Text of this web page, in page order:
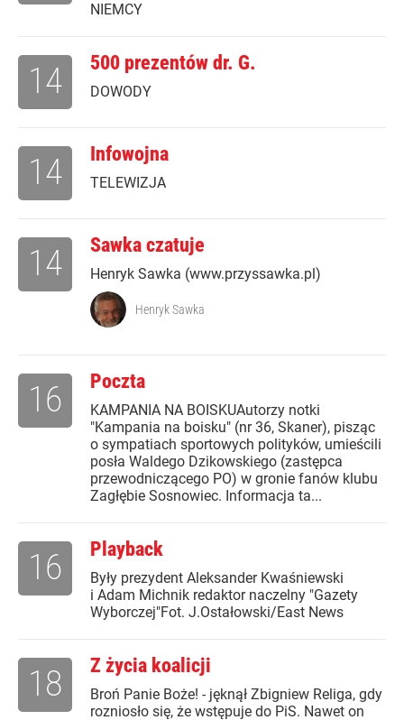
NIEMCY
500 prezentów dr. G.
DOWODY
14
Infowojna
TELEWIZJA
14
Sawka czatuje
Henryk Sawka (www.przyssawka.pl)
14
Henryk Sawka
Poczta
KAMPANIA NA BOISKUAutorzy notki
"Kampania na boisku" (nr 36, Skaner), pisząc
o sympatiach sportowych polityków, umieścili
posła Waldego Dzikowskiego (zastępca
przewodniczącego PO) w gronie fanów klubu
Zagłębie Sosnowiec. Informacja ta...
16
Playback
Były prezydent Aleksander Kwaśniewski
i Adam Michnik redaktor naczelny "Gazety
Wyborczej"Fot. J.Ostałowski/East News
16
Z życia koalicji
Broń Panie Boże! - jęknął Zbigniew Religa, gdy
rozniosło się, że wstępuje do PiS. Nawet on
18